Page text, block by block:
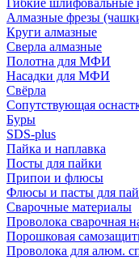
Гибкие шлифовальные
Алмазные фрезы
Круги алмазные
Сверла алмазные
Полотна для МФИ
Насадки для МФИ
Свёрла
Сопутствующая
Буры
SDS-plus
Пайка и наплавка
Посты для пайки
Припои и флюсы
Флюсы и пасты для
Сварочные материалы
Проволока сварочная
Порошковая
Проволока для алюм.